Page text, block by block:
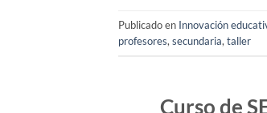
Publicado en Innovación
profesores, secundaria, taller
Curso de